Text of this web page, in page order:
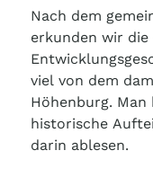
Nach dem
erkunden wir die
viel von dem
Höhenburg.
historische
darin ablesen.